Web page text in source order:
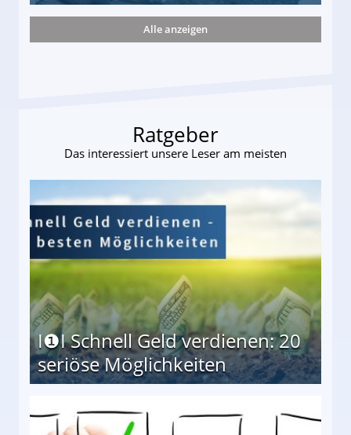
darf Geld behalten!
Alle anzeigen
Ratgeber
Das interessiert unsere Leser am meisten
I❶I Schnell Geld verdienen: 20
seriöse Möglichkeiten